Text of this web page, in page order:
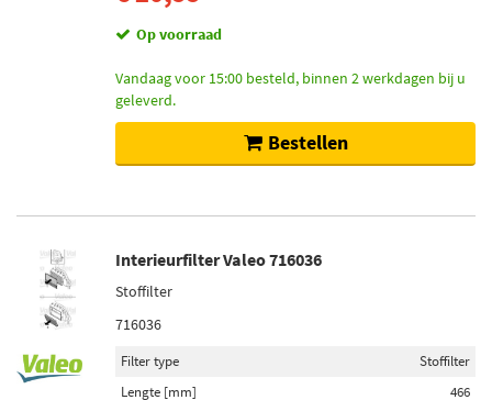
Op voorraad
Vandaag voor 15:00 besteld, binnen 2 werkdagen bij u
geleverd.
Bestellen
Interieurfilter Valeo 716036
Stoffilter
716036
Filter type
Stoffilter
Lengte [mm]
466